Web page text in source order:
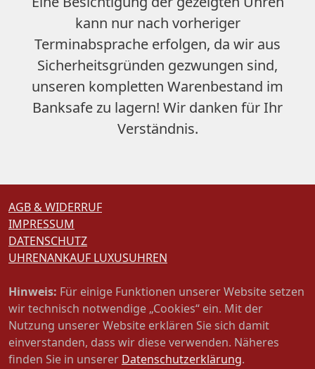
kann nur nach vorheriger
Terminabsprache erfolgen, da wir aus
Sicherheitsgründen gezwungen sind,
unseren kompletten Warenbestand im
Banksafe zu lagern! Wir danken für Ihr
Verständnis.
AGB & WIDERRUF
IMPRESSUM
DATENSCHUTZ
UHRENANKAUF LUXUSUHREN
Hinweis: Für einige Funktionen unserer Website setzen
wir technisch notwendige „Cookies“ ein. Mit der
Nutzung unserer Website erklären Sie sich damit
einverstanden, dass wir diese verwenden. Näheres
finden Sie in unserer Datenschutzerklärung.